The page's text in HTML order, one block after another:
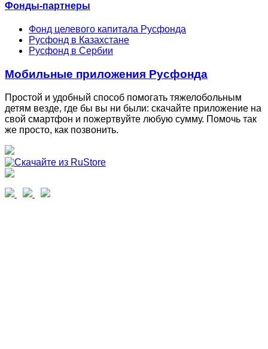
Фонды-партнеры
Фонд целевого капитала Русфонда
Русфонд в Казахстане
Русфонд в Сербии
Мобильные приложения Русфонда
Простой и удобный способ помогать тяжелобольным
детям везде, где бы вы ни были: скачайте приложение на
свой смартфон и пожертвуйте любую сумму. Помочь так
же просто, как позвонить.